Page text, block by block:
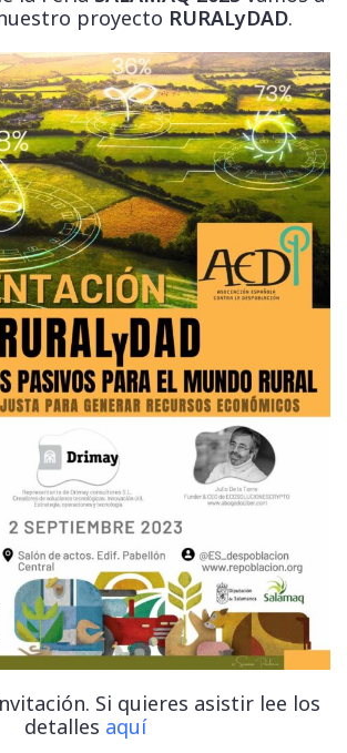
proyecto RURALyDAD.
Si quieres asistir lee los
detalles aquí